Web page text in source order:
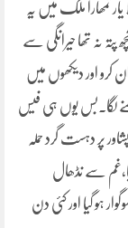
تمھارا ملک میں یہ
نہ تھا حیرانگی سے
کرو اور دیکھوں میں
لگا۔بس یوں ہی فیس
پر دہست گرد حملہ
سے نڈھال
ہو گیا اور کئی دن